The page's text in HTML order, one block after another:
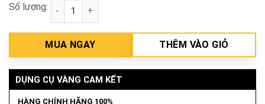
Số lượng: Máy thổi nóng Dewalt D26414-B1 số lượng
MUA NGAY THÊM VÀO GIỎ
DỤNG CỤ VÀNG CAM KẾT
HÀNG CHÍNH HÃNG 100%